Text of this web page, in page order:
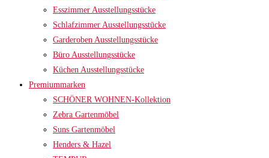
Esszimmer Ausstellungsstücke
Schlafzimmer Ausstellungsstücke
Garderoben Ausstellungsstücke
Büro Ausstellungsstücke
Küchen Ausstellungsstücke
Premiummarken
SCHÖNER WOHNEN-Kollektion
Zebra Gartenmöbel
Suns Gartenmöbel
Henders & Hazel